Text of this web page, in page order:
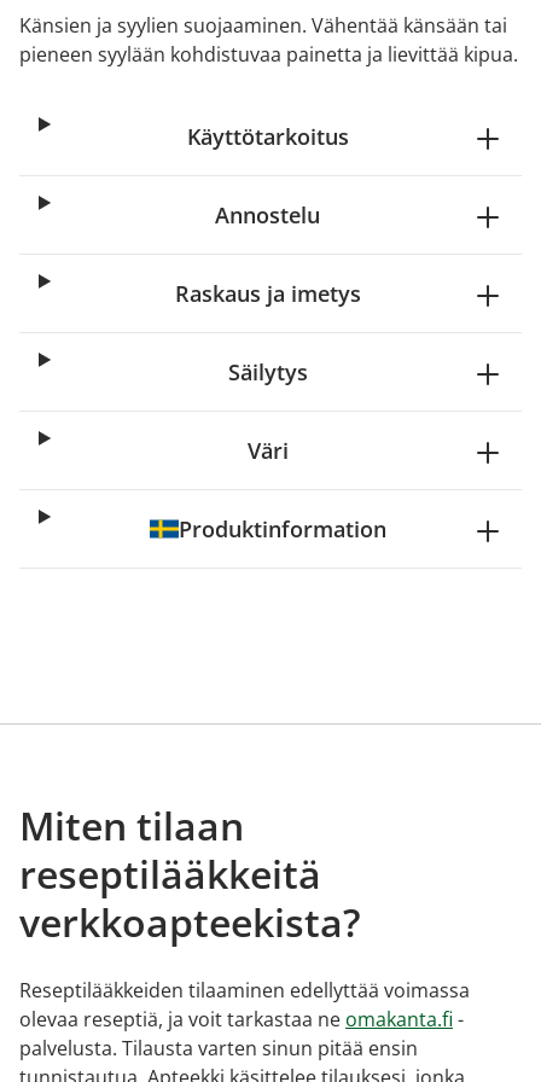
Känsien ja syylien suojaaminen. Vähentää känsään tai
pieneen syylään kohdistuvaa painetta ja lievittää kipua.
Käyttötarkoitus
Annostelu
Raskaus ja imetys
Säilytys
Väri
Produktinformation
Miten tilaan
reseptilääkkeitä
verkkoapteekista?
Reseptilääkkeiden tilaaminen edellyttää voimassa
olevaa reseptiä, ja voit tarkastaa ne omakanta.fi -
palvelusta. Tilausta varten sinun pitää ensin